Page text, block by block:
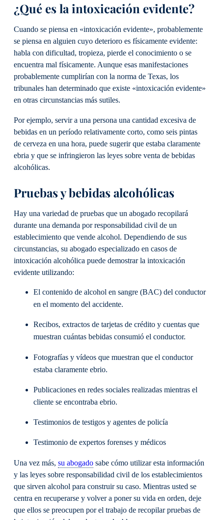
¿Qué es la intoxicación evidente?
Cuando se piensa en «intoxicación evidente», probablemente
se piensa en alguien cuyo deterioro es físicamente evidente:
habla con dificultad, tropieza, pierde el conocimiento o se
encuentra mal físicamente. Aunque esas manifestaciones
probablemente cumplirían con la norma de Texas, los
tribunales han determinado que existe «intoxicación evidente»
en otras circunstancias más sutiles.
Por ejemplo, servir a una persona una cantidad excesiva de
bebidas en un período relativamente corto, como seis pintas
de cerveza en una hora, puede sugerir que estaba claramente
ebria y que se infringieron las leyes sobre venta de bebidas
alcohólicas.
Pruebas y bebidas alcohólicas
Hay una variedad de pruebas que un abogado recopilará
durante una demanda por responsabilidad civil de un
establecimiento que vende alcohol. Dependiendo de sus
circunstancias, su abogado especializado en casos de
intoxicación alcohólica puede demostrar la intoxicación
evidente utilizando:
El contenido de alcohol en sangre (BAC) del conductor
en el momento del accidente.
Recibos, extractos de tarjetas de crédito y cuentas que
muestran cuántas bebidas consumió el conductor.
Fotografías y vídeos que muestran que el conductor
estaba claramente ebrio.
Publicaciones en redes sociales realizadas mientras el
cliente se encontraba ebrio.
Testimonios de testigos y agentes de policía
Testimonio de expertos forenses y médicos
Una vez más, su abogado sabe cómo utilizar esta información
y las leyes sobre responsabilidad civil de los establecimientos
que sirven alcohol para construir su caso. Mientras usted se
centra en recuperarse y volver a poner su vida en orden, deje
que ellos se preocupen por el trabajo de recopilar pruebas de